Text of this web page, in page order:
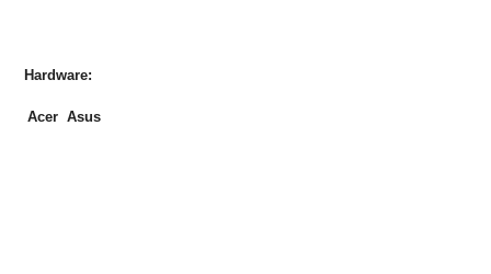
Hardware:
Acer Asus